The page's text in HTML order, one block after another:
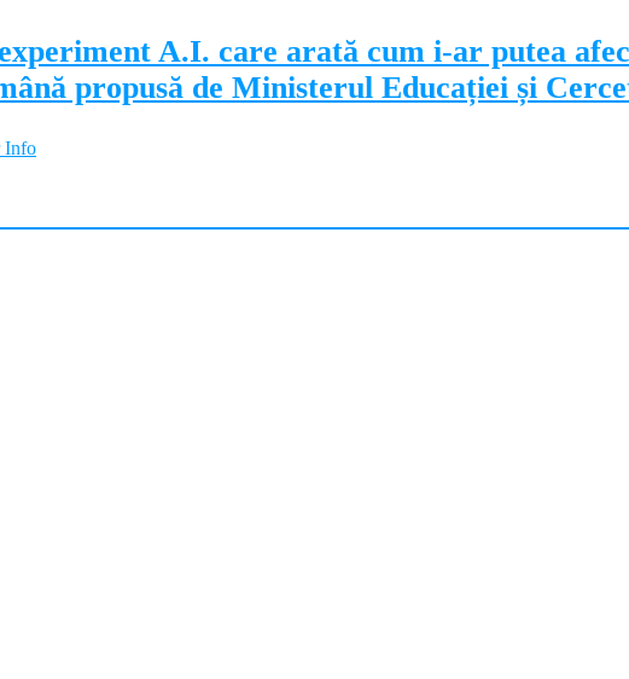
A.I. care arată cum i-ar putea
propusă de Ministerul Educației și
Info